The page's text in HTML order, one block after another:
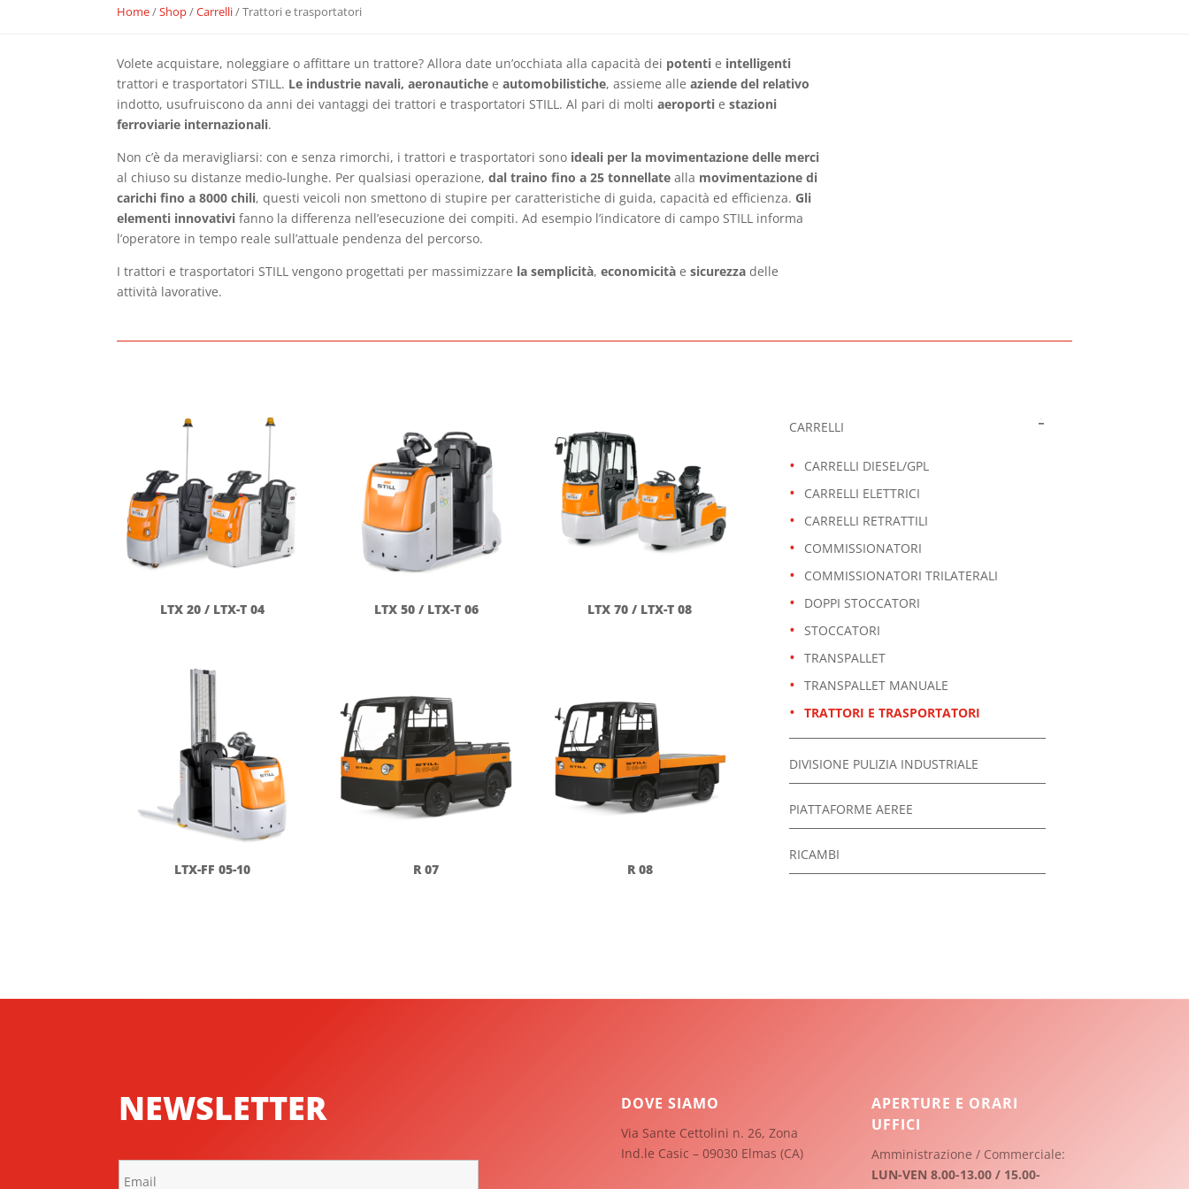
Home/Shop/Carrelli/ Trattori e trasportatori
Volete acquistare, noleggiare o affittare un trattore? Allora date un’occhiata alla capacità dei potenti e intelligenti
trattori e trasportatori STILL. Le industrie navali, aeronautiche e automobilistiche, assieme alle aziende del relativo
indotto, usufruiscono da anni dei vantaggi dei trattori e trasportatori STILL. Al pari di molti aeroporti e stazioni
ferroviarie internazionali.
Non c’è da meravigliarsi: con e senza rimorchi, i trattori e trasportatori sono ideali per la movimentazione delle merci
al chiuso su distanze medio-lunghe. Per qualsiasi operazione, dal traino fino a 25 tonnellate alla movimentazione di
carichi fino a 8000 chili, questi veicoli non smettono di stupire per caratteristiche di guida, capacità ed efficienza. Gli
elementi innovativi fanno la differenza nell’esecuzione dei compiti. Ad esempio l’indicatore di campo STILL informa
l’operatore in tempo reale sull’attuale pendenza del percorso.
I trattori e trasportatori STILL vengono progettati per massimizzare la semplicità, economicità e sicurezza delle
attività lavorative.
LTX 20 / LTX-T 04 LTX 50 / LTX-T 06 LTX 70 / LTX-T 08
LTX-FF 05-10 R 07 R 08
CARRELLI
CARRELLI DIESEL/GPL
CARRELLI ELETTRICI
CARRELLI RETRATTILI
COMMISSIONATORI
COMMISSIONATORI TRILATERALI
DOPPI STOCCATORI
STOCCATORI
TRANSPALLET
TRANSPALLET MANUALE
TRATTORI E TRASPORTATORI
DIVISIONE PULIZIA INDUSTRIALE
PIATTAFORME AEREE
RICAMBI
NEWSLETTER DOVE SIAMO
Via Sante Cettolini n. 26, Zona
Ind.le Casic – 09030 Elmas (CA)
APERTURE E ORARI
UFFICI
Amministrazione / Commerciale:
LUN-VEN 8.00-13.00 / 15.00-